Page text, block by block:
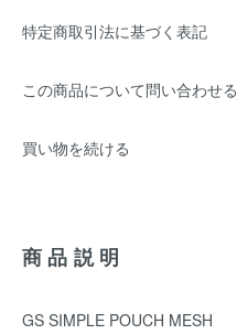
特定商取引法に基づく表記
この商品について問い合わせる
買い物を続ける
商品説明
GS SIMPLE POUCH MESH